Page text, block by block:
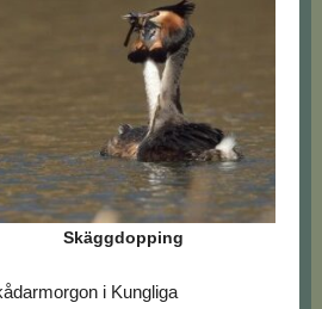
Skäggdopping
i Kungliga